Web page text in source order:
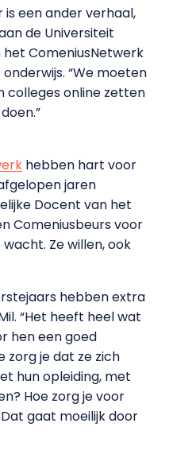
een ander verhaal,
de Universiteit
ComeniusNetwerk
“We moeten
colleges online zetten
hebben hart voor
jaren
Docent van het
Comeniusbeurs voor
Ze willen, ook
hebben extra
“Het heeft heel wat
hen een goed
zorg je dat ze zich
hun opleiding, met
Hoe zorg je voor
gaat moeilijk door